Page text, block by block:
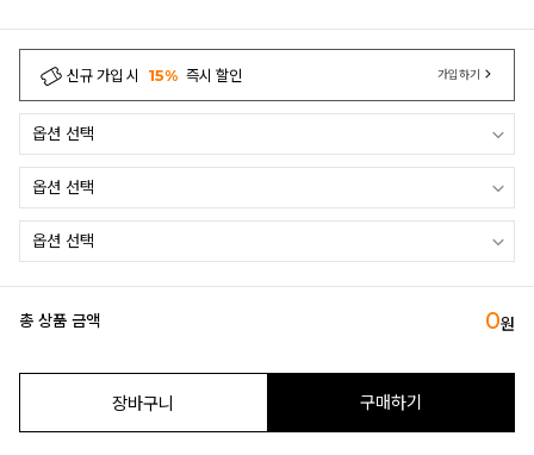
신규 가입 시 15% 즉시 할인 가입하기
총 상품 금액 0원
장바구니 구매하기